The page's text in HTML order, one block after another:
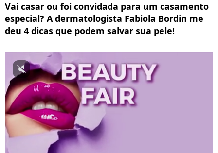
Vai casar ou foi convidada para um casamento
especial? A dermatologista Fabiola Bordin me
deu 4 dicas que podem salvar sua pele!